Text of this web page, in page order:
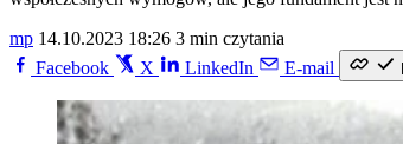
mp 14.10.2023 18:26 3 min czytania
Facebook
X LinkedIn E-mail